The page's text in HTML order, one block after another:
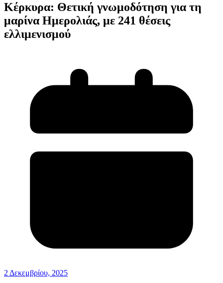
Κέρκυρα: Θετική γνωμοδότηση για τη
μαρίνα Ημερολιάς, με 241 θέσεις
ελλιμενισμού
2 Δεκεμβρίου, 2025